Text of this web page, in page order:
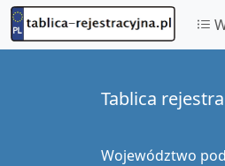
Tablica
Województwo